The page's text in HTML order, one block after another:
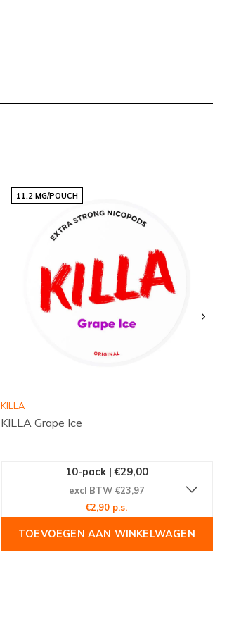
11.2 MG/POUCH
KILLA
KILLA Grape Ice
10-pack | €29,00
excl BTW €23,97
€2,90 p.s.
TOEVOEGEN AAN WINKELWAGEN